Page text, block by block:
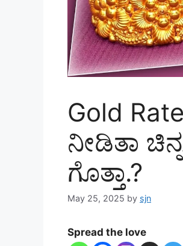
Gold
ನೀಡಿತಾ
ಗೊತ್ತಾ.?
May 25, 2025 by sjn
Spread the love